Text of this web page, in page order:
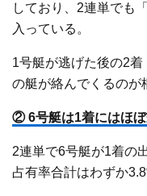
しており、2連単でも
入っている。
1号艇が逃げた後の2
の艇が絡んでくるのが
② 6号艇は1着にはほ
2連単で6号艇が1着の
占有率合計はわずか